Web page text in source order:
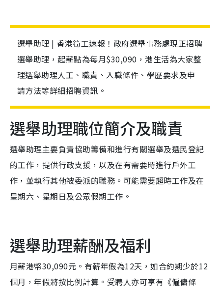
選舉助理 | 香港筍工速報！政府選舉事務處現正招聘
選舉助理，起薪點為每月$30,090，港生活為大家整
理選舉助理人工、職責、入職條件、學歷要求及申
請方法等詳細招聘資訊。
選舉助理職位簡介及職責
選舉助理主要負責協助籌備和進行有關選舉及選民登記
的工作，提供行政支援，以及在有需要時進行戶外工
作，並執行其他被委派的職務。可能需要超時工作及在
星期六、星期日及公眾假期工作。
選舉助理薪酬及福利
月薪港幣30,090元。有薪年假為12天，如合約期少於12
個月，年假將按比例計算。受聘人亦可享有《僱傭條